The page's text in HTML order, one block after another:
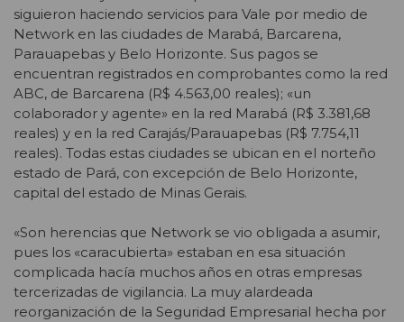
siguieron haciendo servicios para Vale por medio de
Network en las ciudades de Marabá, Barcarena,
Parauapebas y Belo Horizonte. Sus pagos se
encuentran registrados en comprobantes como la red
ABC, de Barcarena (R$ 4.563,00 reales); «un
colaborador y agente» en la red Marabá (R$ 3.381,68
reales) y en la red Carajás/Parauapebas (R$ 7.754,11
reales). Todas estas ciudades se ubican en el norteño
estado de Pará, con excepción de Belo Horizonte,
capital del estado de Minas Gerais.
«Son herencias que Network se vio obligada a asumir,
pues los «caracubierta» estaban en esa situación
complicada hacía muchos años en otras empresas
tercerizadas de vigilancia. La muy alardeada
reorganización de la Seguridad Empresarial hecha por